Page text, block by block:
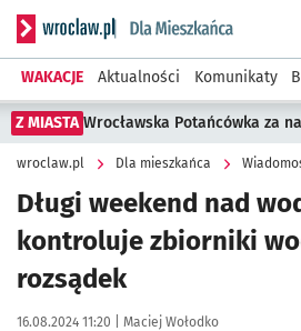
Serwis informacyjny wroclaw.pl
WAKACJE Aktualności Komunikaty
Z MIASTA Wrocławska Potańcówka za
wroclaw.pl Dla mieszkańca
Długi weekend nad
kontroluje zbiorniki
rozsądek
Data publikacji:
16.08.2024 11:20 | Autor:
Maciej Wołodko